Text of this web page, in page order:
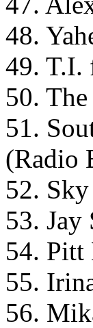
48.
49. T.I.
50.
51.
(Radio
52.
53. Jay
54.
55.
56.